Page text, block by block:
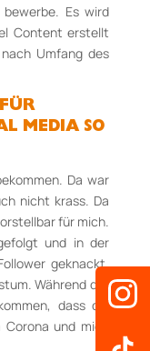
Es wird
Content erstellt
Umfang des
MEDIA SO
Da war
nicht krass. Da
für mich.
und in der
geknackt.
Während der
dass die
und mich